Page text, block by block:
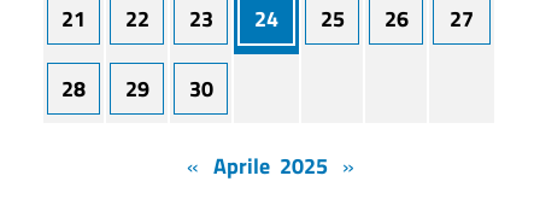
21 22 23 24 25 26 27
28 29 30
« Aprile 2025 »